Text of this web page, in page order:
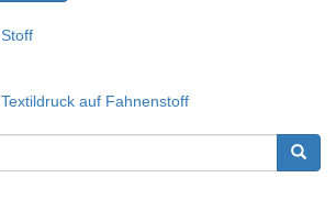
Stoff
Textildruck auf Fahnenstoff